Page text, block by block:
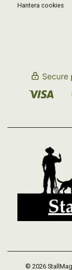
Hantera cookies
© 2026